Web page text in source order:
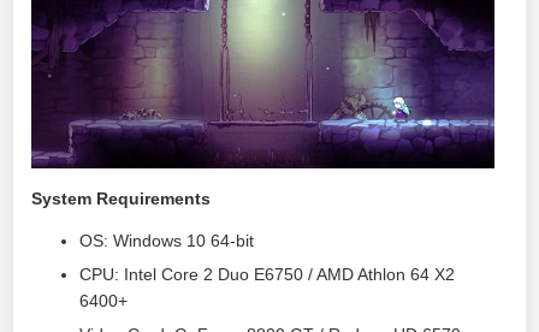
System Requirements
OS: Windows 10 64-bit
CPU: Intel Core 2 Duo E6750 / AMD Athlon 64 X2
6400+